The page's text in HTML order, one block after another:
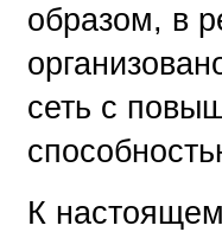
образом, в
сеть с
К